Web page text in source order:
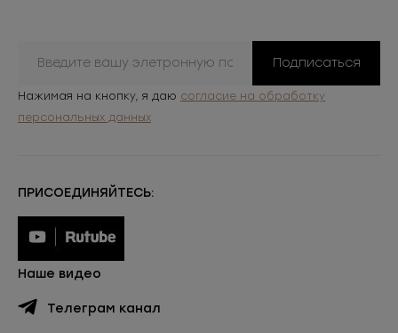
Подписаться
Нажимая на кнопку, я даю согласие на обработку
персональных данных
ПРИСОЕДИНЯЙТЕСЬ:
Наше видео
Телеграм канал